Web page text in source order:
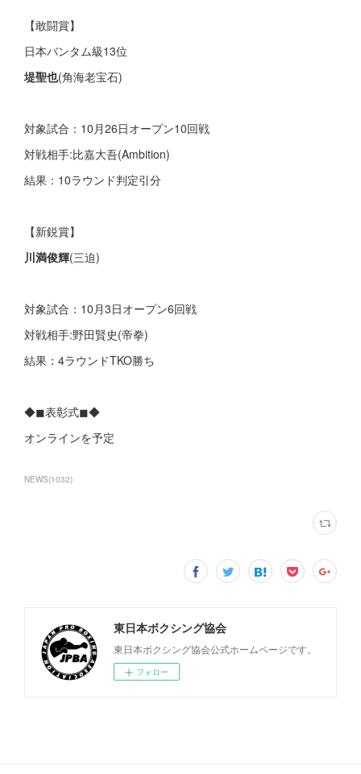
【敢闘賞】
日本バンタム級13位
堤聖也(角海老宝石)
対象試合：10月26日オープン10回戦
対戦相手:比嘉大吾(Ambition)
結果：10ラウンド判定引分
【新鋭賞】
川満俊輝(三迫)
対象試合：10月3日オープン6回戦
対戦相手:野田賢史(帝拳)
結果：4ラウンドTKO勝ち
◆◼表彰式◼◆
オンラインを予定
NEWS(1032)
東日本ボクシング協会
東日本ボクシング協会公式ホームページです。
フォロー